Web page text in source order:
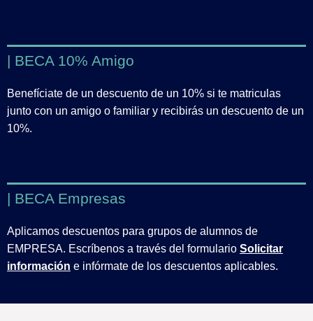
| BECA 10% Amigo
Benefíciate de un descuento de un 10% si te matriculas
junto con un amigo o familiar y recibirás un descuento de un
10%.
| BECA Empresas
Aplicamos descuentos para grupos de alumnos de
EMPRESA. Escríbenos a través del formulario Solicitar
información e infórmate de los descuentos aplicables.